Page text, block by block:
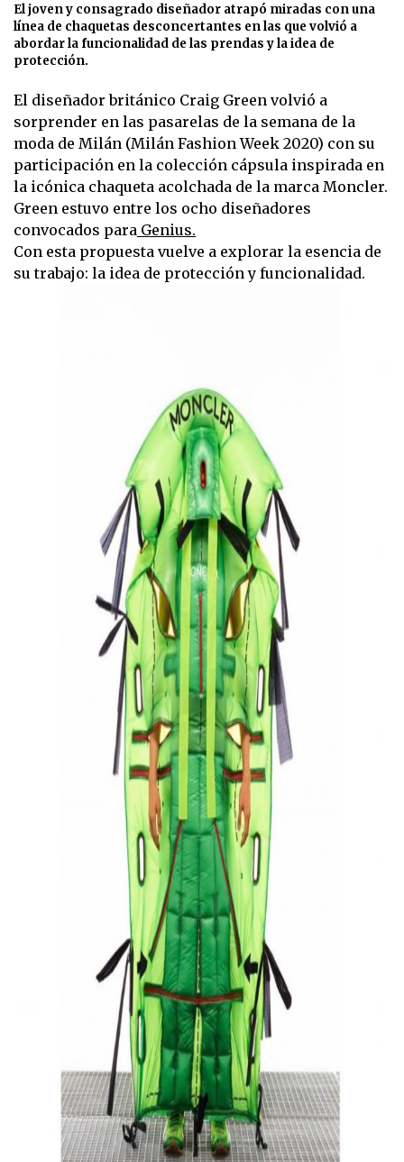
El joven y consagrado diseñador atrapó miradas con una
línea de chaquetas desconcertantes en las que volvió a
abordar la funcionalidad de las prendas y la idea de
protección.
El diseñador británico Craig Green volvió a
sorprender en las pasarelas de la semana de la
moda de Milán (Milán Fashion Week 2020) con su
participación en la colección cápsula inspirada en
la icónica chaqueta acolchada de la marca Moncler.
Green estuvo entre los ocho diseñadores
convocados para Genius.
Con esta propuesta vuelve a explorar la esencia de
su trabajo: la idea de protección y funcionalidad.